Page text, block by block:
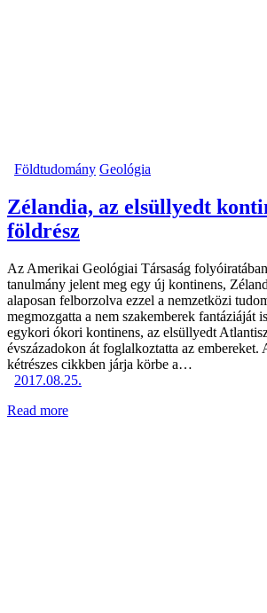
Földtudomány Geológia
Zélandia, az elsüllyedt
földrész
Az Amerikai Geológiai Társaság
tanulmány jelent meg egy új kontinens,
alaposan felborzolva ezzel a nemzetközi
megmozgatta a nem szakemberek fantáziáját
egykori ókori kontinens, az elsüllyedt
évszázadokon át foglalkoztatta az embereket.
kétrészes cikkben járja körbe a…
2017.08.25.
Read more